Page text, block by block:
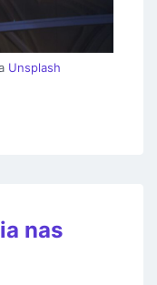
Unsplash
nas